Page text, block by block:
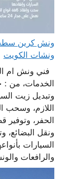
ونشات الكويت
فني ونش ام
الخدمات، من :
وتبديل زيت
اللازم، وسحب
الحفر، وتوفير
ونقل البضائع،
السيارات
والرافعات